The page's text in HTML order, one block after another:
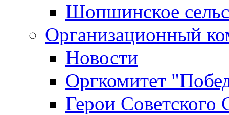
Шопшинское
Организационный
Новости
Оргкомитет
Герои Советского